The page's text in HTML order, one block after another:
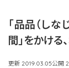
「品品（し
間」をかけ
更新 2019.03.05公開